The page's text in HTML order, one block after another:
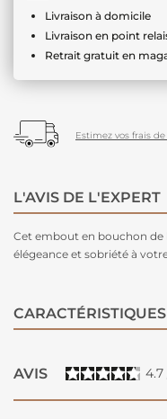
Livraison à domicile
Livraison en point
Retrait gratuit en
Estimez vos frais
L'AVIS DE L'EXPERT
Cet embout en bouchon de
élégeance et sobriété à
CARACTÉRISTIQUES
AVIS 4.7